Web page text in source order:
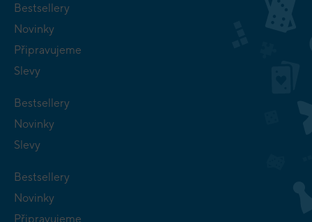
Bestsellery
Novinky
Připravujeme
Slevy
Bestsellery
Novinky
Slevy
Bestsellery
Novinky
Připravujeme